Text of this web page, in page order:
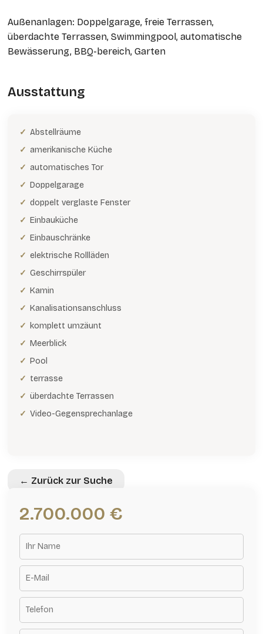
Außenanlagen: Doppelgarage, freie Terrassen,
überdachte Terrassen, Swimmingpool, automatische
Bewässerung, BBQ-bereich, Garten
Ausstattung
Abstellräume
amerikanische Küche
automatisches Tor
Doppelgarage
doppelt verglaste Fenster
Einbauküche
Einbauschränke
elektrische Rollläden
Geschirrspüler
Kamin
Kanalisationsanschluss
komplett umzäunt
Meerblick
Pool
terrasse
überdachte Terrassen
Video-Gegensprechanlage
← Zurück zur Suche
2.700.000 €